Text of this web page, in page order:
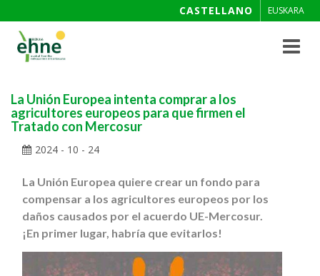
CASTELLANO EUSKARA
Toggle
La Unión Europea intenta comprar a los
agricultores europeos para que firmen el
Tratado con Mercosur
2024 - 10 - 24
La Unión Europea quiere crear un fondo para
compensar a los agricultores europeos por los
daños causados por el acuerdo UE-Mercosur.
¡En primer lugar, habría que evitarlos!